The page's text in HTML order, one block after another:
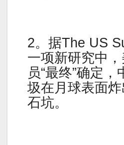
2。据The US
一项新研究中
员“最终”确定
圾在月球表面
石坑。